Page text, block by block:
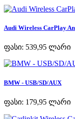
Audi Wireless CarPlay
ფასი: 539,95 ლარი
BMW - USB/SD/AUX
ფასი: 179,95 ლარი